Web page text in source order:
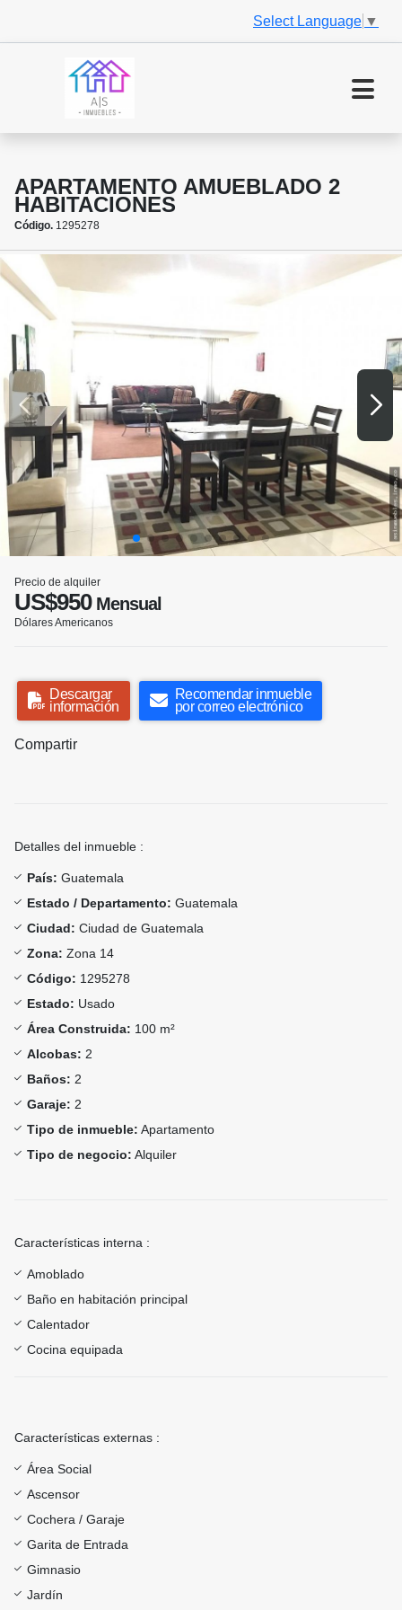
Select Language ▼
APARTAMENTO AMUEBLADO 2
HABITACIONES
Código. 1295278
Precio de alquiler
US$950Mensual
Dólares Americanos
Descargar
información
Recomendar inmueble
por correo electrónico
Compartir
Detalles del inmueble :
País: Guatemala
Estado / Departamento: Guatemala
Ciudad: Ciudad de Guatemala
Zona: Zona 14
Código: 1295278
Estado: Usado
Área Construida: 100 m²
Alcobas: 2
Baños: 2
Garaje: 2
Tipo de inmueble: Apartamento
Tipo de negocio: Alquiler
Características interna :
Amoblado
Baño en habitación principal
Calentador
Cocina equipada
Características externas :
Área Social
Ascensor
Cochera / Garaje
Garita de Entrada
Gimnasio
Jardín